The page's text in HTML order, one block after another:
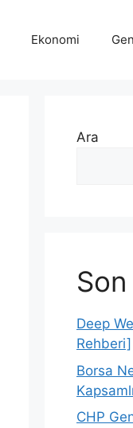
Ekonomi
Ara
Son
Deep
Rehberi]
Borsa
CHP